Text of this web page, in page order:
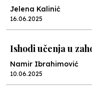
Jelena Kalinić
16.06.2025
Ishodi učenja u
Namir Ibrahimović
10.06.2025